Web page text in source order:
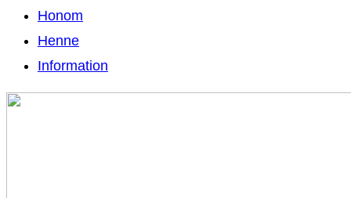
Honom
Henne
Information